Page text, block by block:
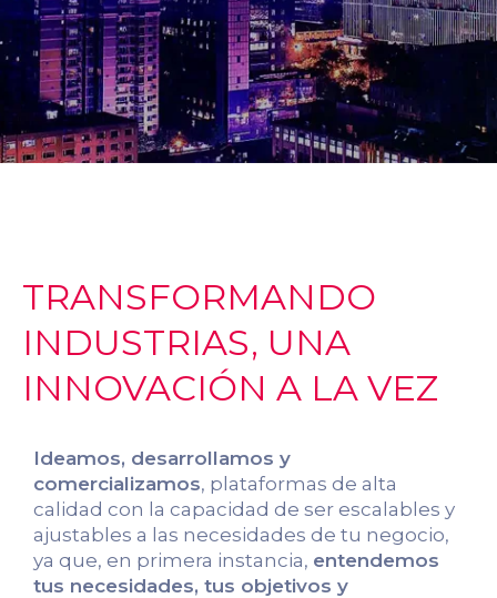
TRANSFORMANDO
INDUSTRIAS, UNA
INNOVACIÓN A LA VEZ
Ideamos, desarrollamos y
comercializamos, plataformas de alta
calidad con la capacidad de ser escalables y
ajustables a las necesidades de tu negocio,
ya que, en primera instancia, entendemos
tus necesidades, tus objetivos y